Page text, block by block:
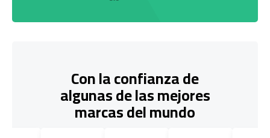
Con la confianza de
algunas de las mejores
marcas del mundo